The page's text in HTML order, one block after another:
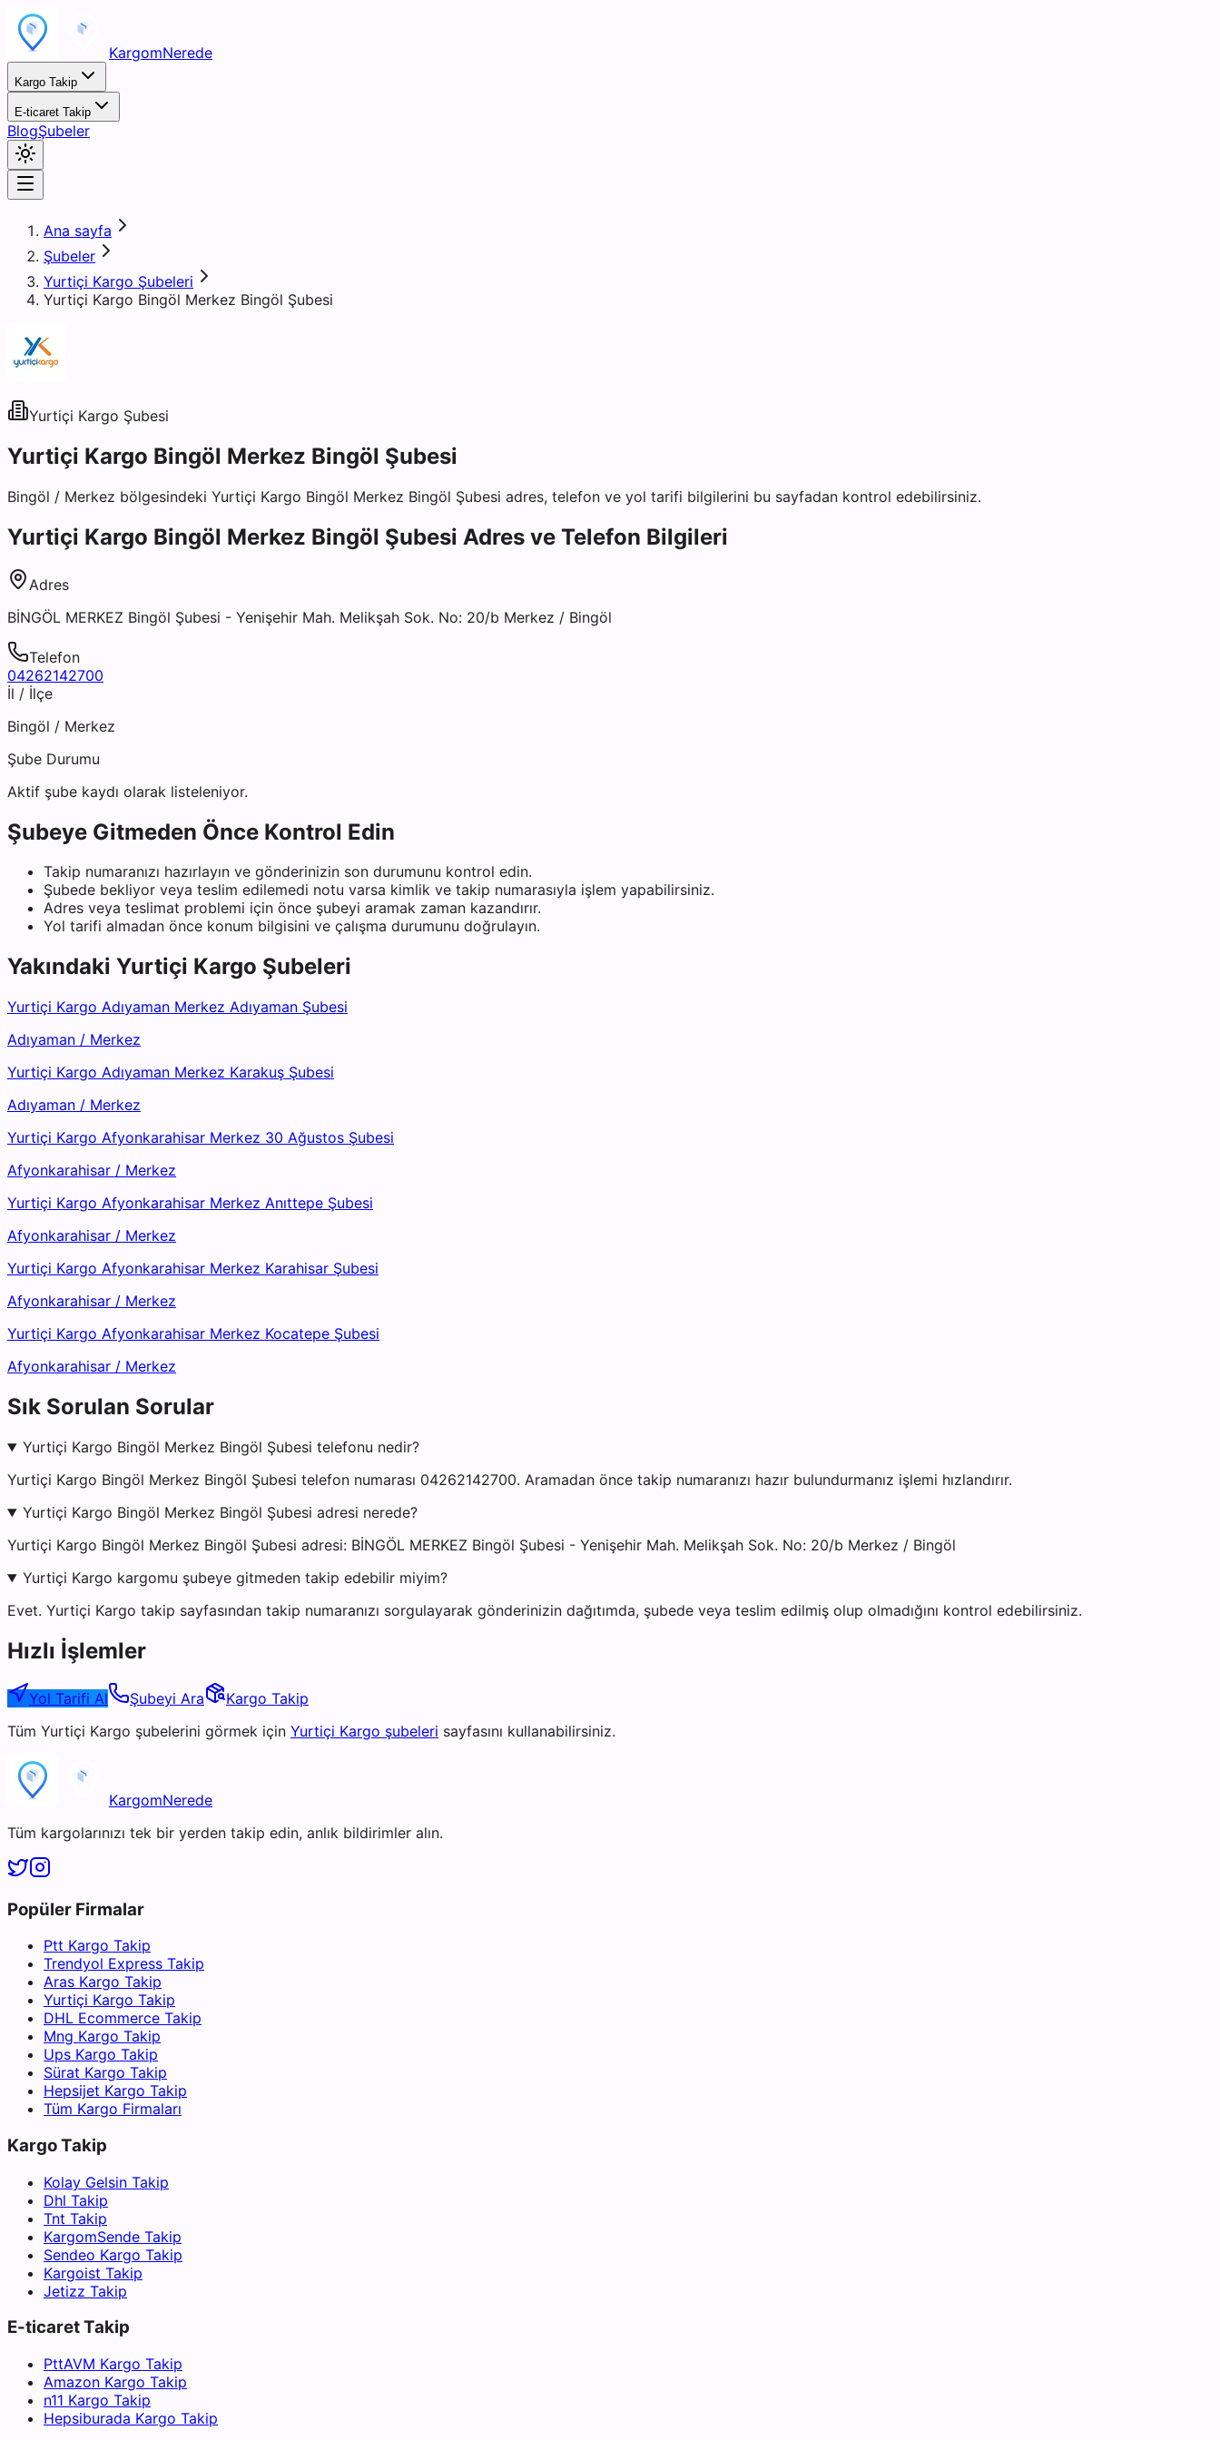
KargomNerede
Kargo Takip
E-ticaret Takip
BlogŞubeler
Ana sayfa
Şubeler
Yurtiçi Kargo Şubeleri
Yurtiçi Kargo Bingöl Merkez Bingöl Şubesi
Yurtiçi Kargo Şubesi
Yurtiçi Kargo Bingöl Merkez Bingöl Şubesi
Bingöl / Merkez bölgesindeki Yurtiçi Kargo Bingöl Merkez Bingöl Şubesi adres, telefon ve yol tarifi bilgilerini bu sayfadan kontrol edebilirsiniz.
Yurtiçi Kargo Bingöl Merkez Bingöl Şubesi Adres ve Telefon Bilgileri
Adres
BİNGÖL MERKEZ Bingöl Şubesi - Yenişehir Mah. Melikşah Sok. No: 20/b Merkez / Bingöl
Telefon
04262142700
İl / İlçe
Bingöl / Merkez
Şube Durumu
Aktif şube kaydı olarak listeleniyor.
Şubeye Gitmeden Önce Kontrol Edin
Takip numaranızı hazırlayın ve gönderinizin son durumunu kontrol edin.
Şubede bekliyor veya teslim edilemedi notu varsa kimlik ve takip numarasıyla işlem yapabilirsiniz.
Adres veya teslimat problemi için önce şubeyi aramak zaman kazandırır.
Yol tarifi almadan önce konum bilgisini ve çalışma durumunu doğrulayın.
Yakındaki Yurtiçi Kargo Şubeleri
Yurtiçi Kargo Adıyaman Merkez Adıyaman Şubesi
Adıyaman / Merkez
Yurtiçi Kargo Adıyaman Merkez Karakuş Şubesi
Adıyaman / Merkez
Yurtiçi Kargo Afyonkarahisar Merkez 30 Ağustos Şubesi
Afyonkarahisar / Merkez
Yurtiçi Kargo Afyonkarahisar Merkez Anıttepe Şubesi
Afyonkarahisar / Merkez
Yurtiçi Kargo Afyonkarahisar Merkez Karahisar Şubesi
Afyonkarahisar / Merkez
Yurtiçi Kargo Afyonkarahisar Merkez Kocatepe Şubesi
Afyonkarahisar / Merkez
Sık Sorulan Sorular
Yurtiçi Kargo Bingöl Merkez Bingöl Şubesi telefonu nedir?
Yurtiçi Kargo Bingöl Merkez Bingöl Şubesi telefon numarası 04262142700. Aramadan önce takip numaranızı hazır bulundurmanız işlemi hızlandırır.
Yurtiçi Kargo Bingöl Merkez Bingöl Şubesi adresi nerede?
Yurtiçi Kargo Bingöl Merkez Bingöl Şubesi adresi: BİNGÖL MERKEZ Bingöl Şubesi - Yenişehir Mah. Melikşah Sok. No: 20/b Merkez / Bingöl
Yurtiçi Kargo kargomu şubeye gitmeden takip edebilir miyim?
Evet. Yurtiçi Kargo takip sayfasından takip numaranızı sorgulayarak gönderinizin dağıtımda, şubede veya teslim edilmiş olup olmadığını kontrol edebilirsiniz.
Hızlı İşlemler
Yol Tarifi Al Şubeyi Ara
Kargo Takip
Tüm Yurtiçi Kargo şubelerini görmek için Yurtiçi Kargo şubeleri sayfasını kullanabilirsiniz.
KargomNerede
Tüm kargolarınızı tek bir yerden takip edin, anlık bildirimler alın.
Popüler Firmalar
Ptt Kargo Takip
Trendyol Express Takip
Aras Kargo Takip
Yurtiçi Kargo Takip
DHL Ecommerce Takip
Mng Kargo Takip
Ups Kargo Takip
Sürat Kargo Takip
Hepsijet Kargo Takip
Tüm Kargo Firmaları
Kargo Takip
Kolay Gelsin Takip
Dhl Takip
Tnt Takip
KargomSende Takip
Sendeo Kargo Takip
Kargoist Takip
Jetizz Takip
E-ticaret Takip
PttAVM Kargo Takip
Amazon Kargo Takip
n11 Kargo Takip
Hepsiburada Kargo Takip